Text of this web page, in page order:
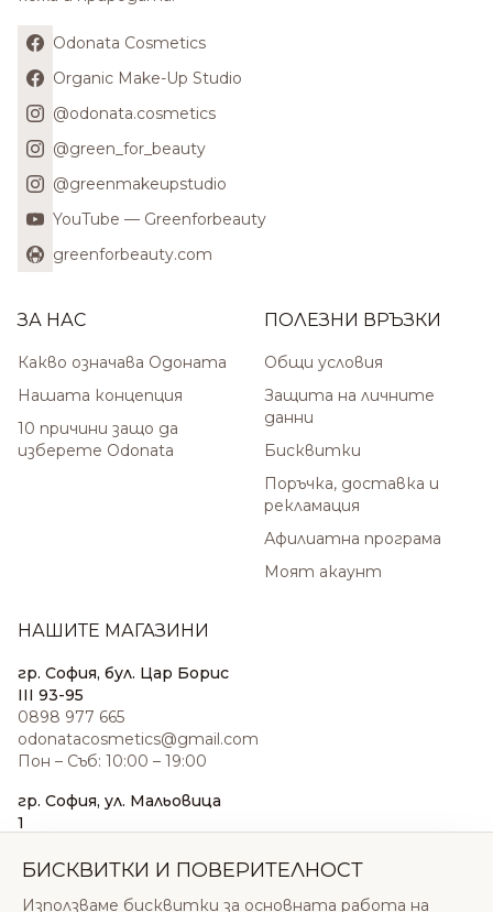
Odonata Cosmetics
Organic Make-Up Studio
@odonata.cosmetics
@green_for_beauty
@greenmakeupstudio
YouTube — Greenforbeauty
greenforbeauty.com
ЗА НАС
Какво означава Одоната
Нашата концепция
10 причини защо да
изберете Odonata
ПОЛЕЗНИ ВРЪЗКИ
Общи условия
Защита на личните
данни
Бисквитки
Поръчка, доставка и
рекламация
Афилиатна програма
Моят акаунт
НАШИТЕ МАГАЗИНИ
гр. София, бул. Цар Борис
III 93-95
0898 977 665
odonatacosmetics@gmail.com
Пон – Съб: 10:00 – 19:00
гр. София, ул. Мальовица
1
sales@odonatacosmetics.com
БИСКВИТКИ И ПОВЕРИТЕЛНОСТ
Използваме бисквитки за основната работа на